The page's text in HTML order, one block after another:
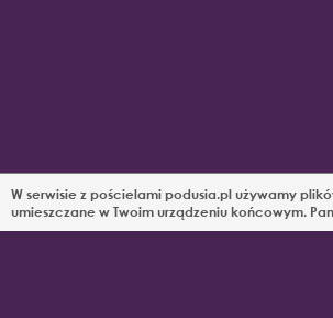
W serwisie z pościelami podusia.pl używamy
umieszczane w Twoim urządzeniu końcowym.